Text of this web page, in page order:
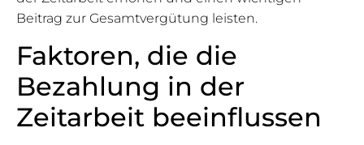
Beitrag zur Gesamtvergütung leisten.
Faktoren, die die
Bezahlung in der
Zeitarbeit beeinflussen